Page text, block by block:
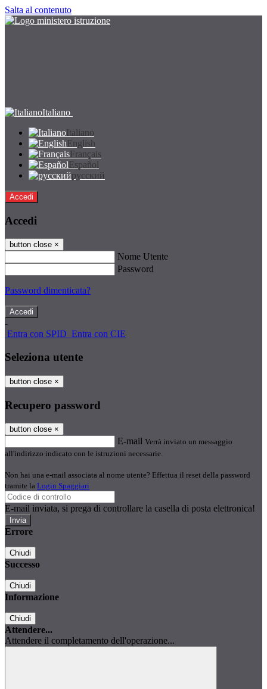
Salta al contenuto
Italiano
Italiano
English
Français
Español
русский
Accedi
Accedi
button close ×
Nome Utente
Password
Password dimenticata?
-
Entra con SPID Entra con CIE
Seleziona utente
button close ×
Recupero password
button close ×
E-mail Verrà inviato un messaggio
all'indirizzo indicato con le istruzioni necessarie.
Non hai una e-mail associata al nome utente? Effettua il reset della password
tramite la Login Spaggiari
E-mail inviata, si prega di controllare la casella di posta elettronica!
Errore
Chiudi
Successo
Chiudi
Informazione
Chiudi
Attendere...
Attendere il completamento dell'operazione...